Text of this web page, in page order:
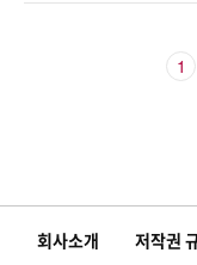
1
회사소개 저작권